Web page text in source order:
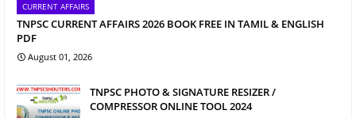
CURRENT AFFAIRS
TNPSC CURRENT AFFAIRS 2026 BOOK FREE IN TAMIL & ENGLISH
PDF
August 01, 2026
TNPSC PHOTO & SIGNATURE RESIZER /
COMPRESSOR ONLINE TOOL 2024